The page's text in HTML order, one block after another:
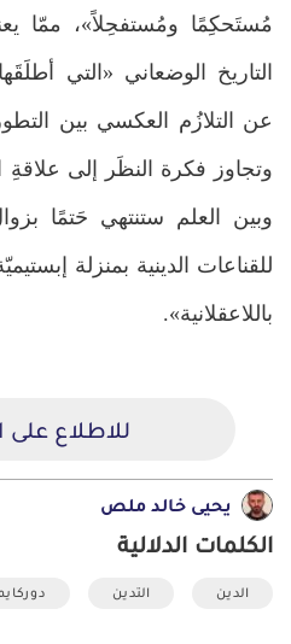
مُستَحكِمًا ومُستفحِلاً»، ممّا
التاريخ الوضعاني «التي
عن التلازُم العكسي بين
وتجاوز فكرة النظَر إلى علاقةِ
وبين العلم ستنتهي حَتمًا
للقناعات الدينية بمنزلة
باللاعقلانية».
للاطلاع على
يحيى خالد ملص
الكلمات الدلالية
الدين التدين